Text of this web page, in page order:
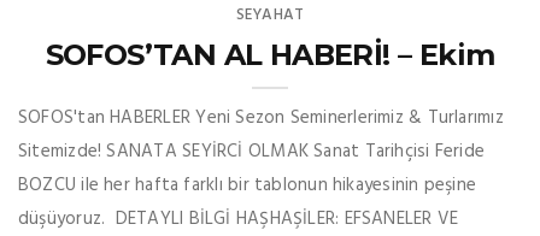
SEYAHAT
SOFOS’TAN AL HABERİ! – Ekim
SOFOS'tan HABERLER Yeni Sezon Seminerlerimiz & Turlarımız
Sitemizde! SANATA SEYİRCİ OLMAK Sanat Tarihçisi Feride
BOZCU ile her hafta farklı bir tablonun hikayesinin peşine
düşüyoruz. DETAYLI BİLGİ HAŞHAŞİLER: EFSANELER VE